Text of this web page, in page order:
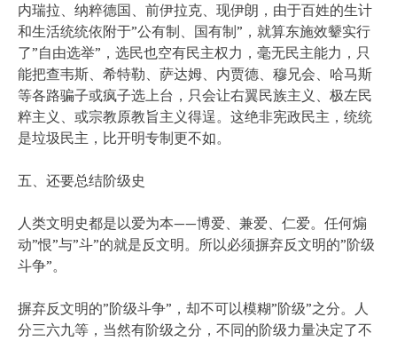
内瑞拉、纳粹德国、前伊拉克、现伊朗，由于百姓的生计
和生活统统依附于”公有制、国有制”，就算东施效颦实行
了”自由选举”，选民也空有民主权力，毫无民主能力，只
能把查韦斯、希特勒、萨达姆、内贾德、穆兄会、哈马斯
等各路骗子或疯子选上台，只会让右翼民族主义、极左民
粹主义、或宗教原教旨主义得逞。这绝非宪政民主，统统
是垃圾民主，比开明专制更不如。
五、还要总结阶级史
人类文明史都是以爱为本——博爱、兼爱、仁爱。任何煽
动”恨”与”斗”的就是反文明。所以必须摒弃反文明的”阶级
斗争”。
摒弃反文明的”阶级斗争”，却不可以模糊”阶级”之分。人
分三六九等，当然有阶级之分，不同的阶级力量决定了不